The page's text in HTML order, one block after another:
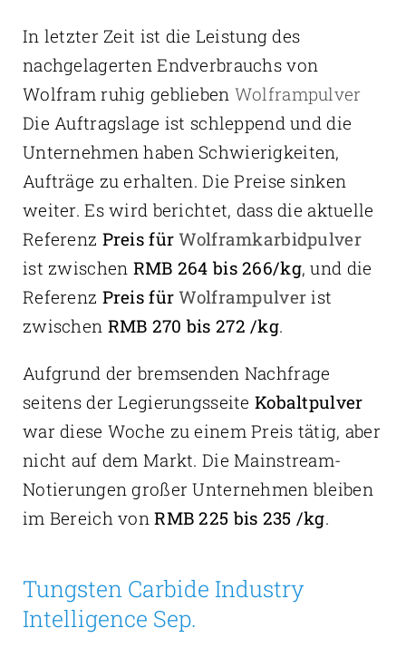
In letzter Zeit ist die Leistung des
nachgelagerten Endverbrauchs von
Wolfram ruhig geblieben Wolframpulver
Die Auftragslage ist schleppend und die
Unternehmen haben Schwierigkeiten,
Aufträge zu erhalten. Die Preise sinken
weiter. Es wird berichtet, dass die aktuelle
Referenz Preis fürWolframkarbidpulver
ist zwischen RMB 264 bis 266/kg, und die
Referenz Preis fürWolframpulver ist
zwischen RMB 270 bis 272 /kg.
Aufgrund der bremsenden Nachfrage
seitens der Legierungsseite Kobaltpulver
war diese Woche zu einem Preis tätig, aber
nicht auf dem Markt. Die Mainstream-
Notierungen großer Unternehmen bleiben
im Bereich von RMB 225 bis 235 /kg.
Tungsten Carbide Industry
Intelligence Sep.